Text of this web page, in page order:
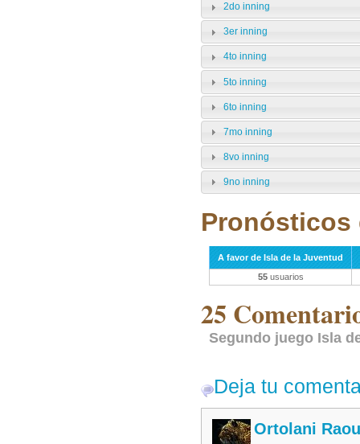
2do inning
3er inning
4to inning
5to inning
6to inning
7mo inning
8vo inning
9no inning
Pronósticos
A favor de Isla de la Juventud
55usuarios
25
Segundo juego Isla
Deja tu
Ortolani